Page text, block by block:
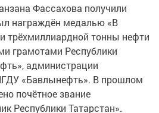
Фассахова получили
награждён медалью «В
трёхмиллиардной тонны нефти
грамотами Республики
администрации
«Бавлынефть». В прошлом
почётное звание
Республики Татарстан».